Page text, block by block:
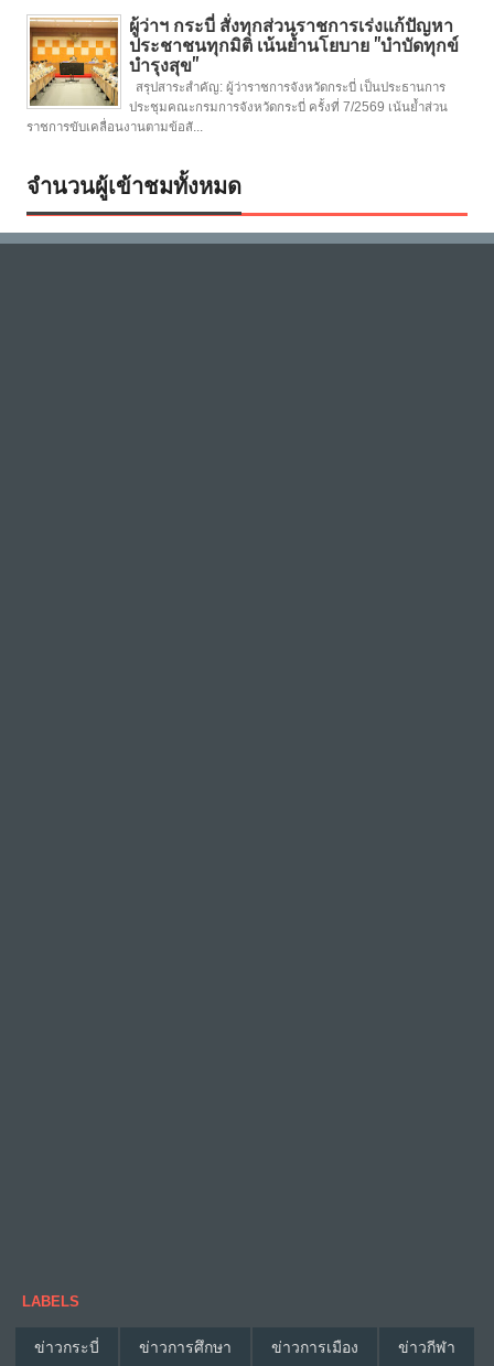
ผู้ว่าฯ กระบี่ สั่งทุกส่วนราชการเร่งแก้ปัญหา
ประชาชนทุกมิติ เน้นย้ำนโยบาย "บำบัดทุกข์
บำรุงสุข"
สรุปสาระสำคัญ: ผู้ว่าราชการจังหวัดกระบี่ เป็นประธานการ
ประชุมคณะกรมการจังหวัดกระบี่ ครั้งที่ 7/2569 เน้นย้ำส่วน
ราชการขับเคลื่อนงานตามข้อสั...
จำนวนผู้เข้าชมทั้งหมด
LABELS
ข่าวกระบี่ ข่าวการศึกษา ข่าวการเมือง ข่าวกีฬา